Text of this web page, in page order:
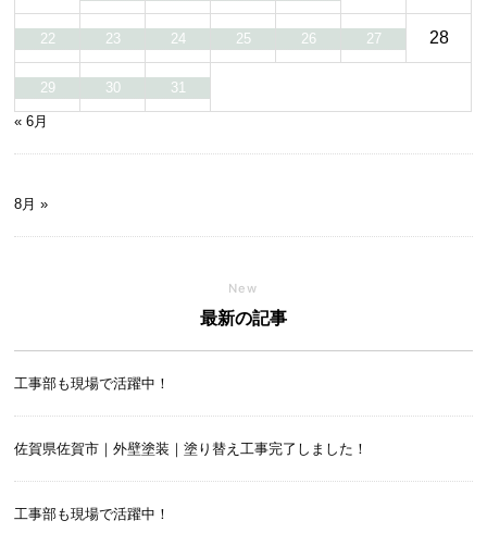
22 23 24 25 26 27 28
29 30 31
« 6月
8月 »
New
最新の記事
工事部も現場で活躍中！
佐賀県佐賀市｜外壁塗装｜塗り替え工事完了しました！
工事部も現場で活躍中！